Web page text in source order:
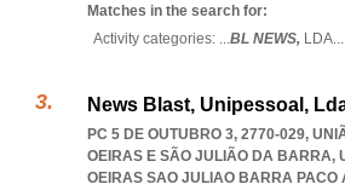
Matches in the search for:
Activity categories: ...BL NEWS, LDA...
News Blast, Unipessoal,
PC 5 DE OUTUBRO 3, 2770-029,
OEIRAS E SÃO JULIÃO DA BARRA,
OEIRAS SAO JULIAO BARRA PACO